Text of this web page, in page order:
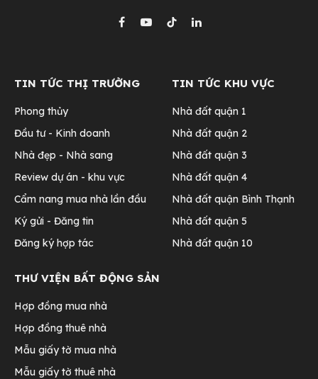
Facebook
YouTubeTikTokLinkedIn
TIN TỨC THỊ TRƯỜNG
Phong thủy
Đầu tư - Kinh doanh
Nhà đẹp - Nhà sang
Review dự án - khu vực
Cẩm nang mua nhà lần đầu
Ký gửi - Đăng tin
Đăng ký hợp tác
TIN TỨC KHU VỰC
Nhà đất quận 1
Nhà đất quận 2
Nhà đất quận 3
Nhà đất quận 4
Nhà đất quận Bình Thạnh
Nhà đất quận 5
Nhà đất quận 10
THƯ VIỆN BẤT ĐỘNG SẢN
Hợp đồng mua nhà
Hợp đồng thuê nhà
Mẫu giấy tờ mua nhà
Mẫu giấy tờ thuê nhà